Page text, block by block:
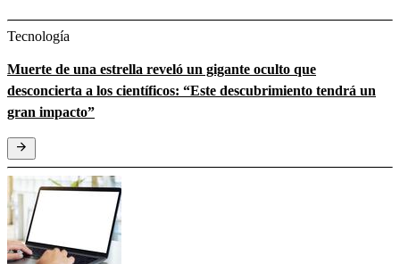
Tecnología
Muerte de una estrella reveló un gigante oculto que
desconcierta a los científicos: “Este descubrimiento tendrá un
gran impacto”